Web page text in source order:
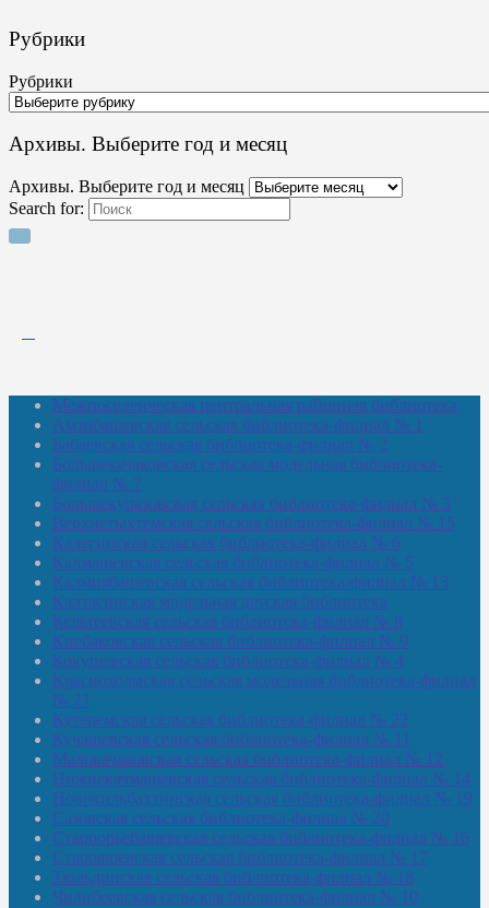
Рубрики
Рубрики
Архивы. Выберите год и месяц
Архивы. Выберите год и месяц
Search for:
Межпоселенческая центральная районная библиотека
Амзибашевская сельская библиотека-филиал № 1
Бабаевская сельская библиотека-филиал № 2
Большекачаковская сельская модельная библиотека-
филиал № 7
Большекуразовская сельская библиотека-филиал № 3
Верхнетыхтемская сельская библиотека-филиал № 15
Калегинская сельская библиотека-филиал № 6
Калмашевская сельская библиотека-филиал № 5
Калмиябашевская сельская библиотека-филиал № 13
Калтасинская модельная детская библиотека
Кельтеевская сельская библиотека-филиал № 8
Киебаковская сельская библиотека-филиал № 9
Кокушевская сельская библиотека-филиал № 4
Краснохолмская сельская модельная библиотека-филиал
№ 21
Кутеремская сельская библиотека-филиал № 22
Кучашевская сельская библиотека-филиал № 11
Малокачаковская сельская библиотека-филиал № 12
Нижнекачмашевская сельская библиотека-филиал № 14
Новокильбахтинская сельская библиотека-филиал № 19
Сазовская сельская библиотека-филиал № 20
Староорьебашевская сельская библиотека-филиал № 16
Старояшевская сельская библиотека-филиал № 17
Тюльдинская сельская библиотека-филиал № 18
Чилибеевская сельская библиотека-филиал № 10